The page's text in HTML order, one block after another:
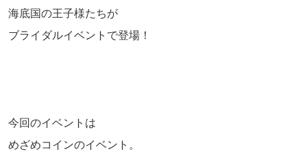
海底国の王子様たちが
ブライダルイベントで登場！
今回のイベントは
めざめコインのイベント。